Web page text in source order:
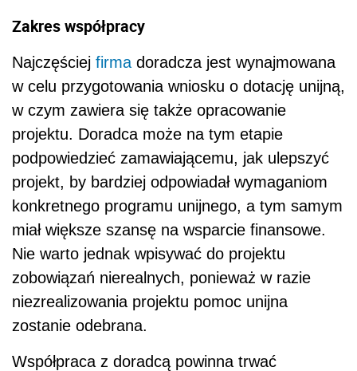
Zakres współpracy
Najczęściej firma doradcza jest wynajmowana
w celu przygotowania wniosku o dotację unijną,
w czym zawiera się także opracowanie
projektu. Doradca może na tym etapie
podpowiedzieć zamawiającemu, jak ulepszyć
projekt, by bardziej odpowiadał wymaganiom
konkretnego programu unijnego, a tym samym
miał większe szansę na wsparcie finansowe.
Nie warto jednak wpisywać do projektu
zobowiązań nierealnych, ponieważ w razie
niezrealizowania projektu pomoc unijna
zostanie odebrana.
Współpraca z doradcą powinna trwać